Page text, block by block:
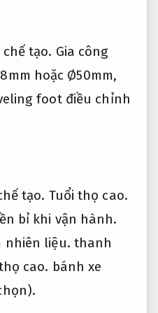
tạo. Gia công
hoặc Ø50mm,
foot điều chỉnh
tạo. Tuổi thọ cao.
bỉ khi vận hành.
nhiên liệu. thanh
cao. bánh xe